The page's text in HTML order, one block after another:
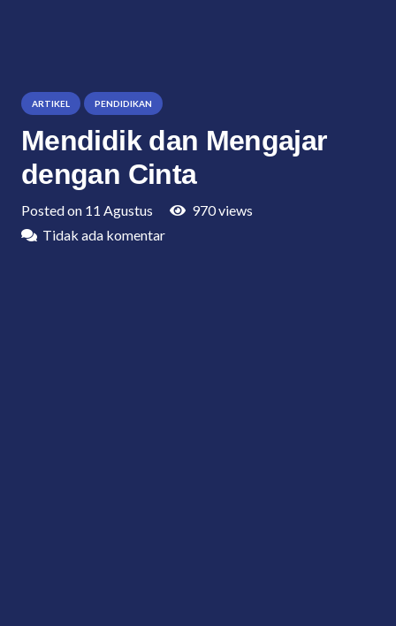
ARTIKEL PENDIDIKAN
Mendidik dan Mengajar
dengan Cinta
Posted on 11 Agustus 970views
Tidak ada komentar